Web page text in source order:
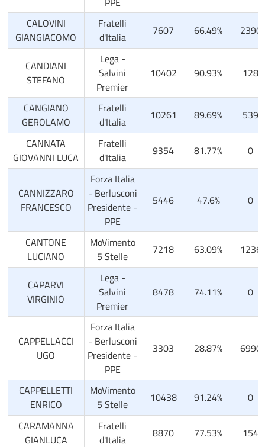
CALOVINI
GIANGIACOMO
Fratelli
d'Italia
7607 66.49% 2390
CANDIANI
STEFANO
Lega -
Salvini
Premier
10402 90.93% 128
CANGIANO
GEROLAMO
Fratelli
d'Italia
10261 89.69%
539
CANNATA
GIOVANNI LUCA
Fratelli
d'Italia
9354 81.77% 0
CANNIZZARO
FRANCESCO
Forza Italia
- Berlusconi
Presidente -
PPE
5446 47.6% 0
CANTONE
LUCIANO
MoVimento
5 Stelle
7218 63.09% 1236
CAPARVI
VIRGINIO
Lega -
Salvini
Premier
8478 74.11% 0
CAPPELLACCI
UGO
Forza Italia
- Berlusconi
Presidente -
PPE
3303 28.87% 6990
CAPPELLETTI
ENRICO
MoVimento
5 Stelle
10438 91.24%
0
CARAMANNA
GIANLUCA
Fratelli
d'Italia
8870 77.53% 154